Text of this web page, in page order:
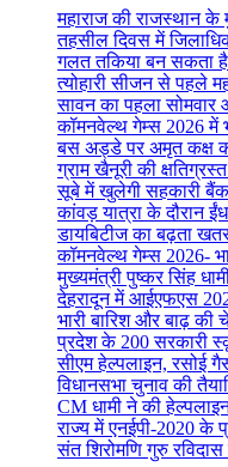
महाराज की राजस्थान के
तहसील दिवस में
गलत तकिया बन सकता है
त्योहारी सीजन से पहले
सावन का पहला
कॉमनवेल्थ गेम्स 2026 में
बस अड्डे पर अमृत कक्ष
ग्राम खैनूरी की
सूबे में खुलेगी सहकारी बैंक
कांवड़ यात्रा के दौरान
डायबिटीज का बढ़ता
कॉमनवेल्थ गेम्स 2026-
मुख्यमंत्री पुष्कर सिंह
देहरादून में आईएफएस
भारी बारिश और बाढ़
प्रदेश के 200 सरकारी
सीएम हेल्पलाइन, रसोई
विधानसभा चुनाव की
CM धामी ने की
राज्य में एनईपी-2020 के
संत शिरोमणि गुरु